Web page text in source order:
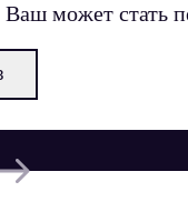
Ваш может стать